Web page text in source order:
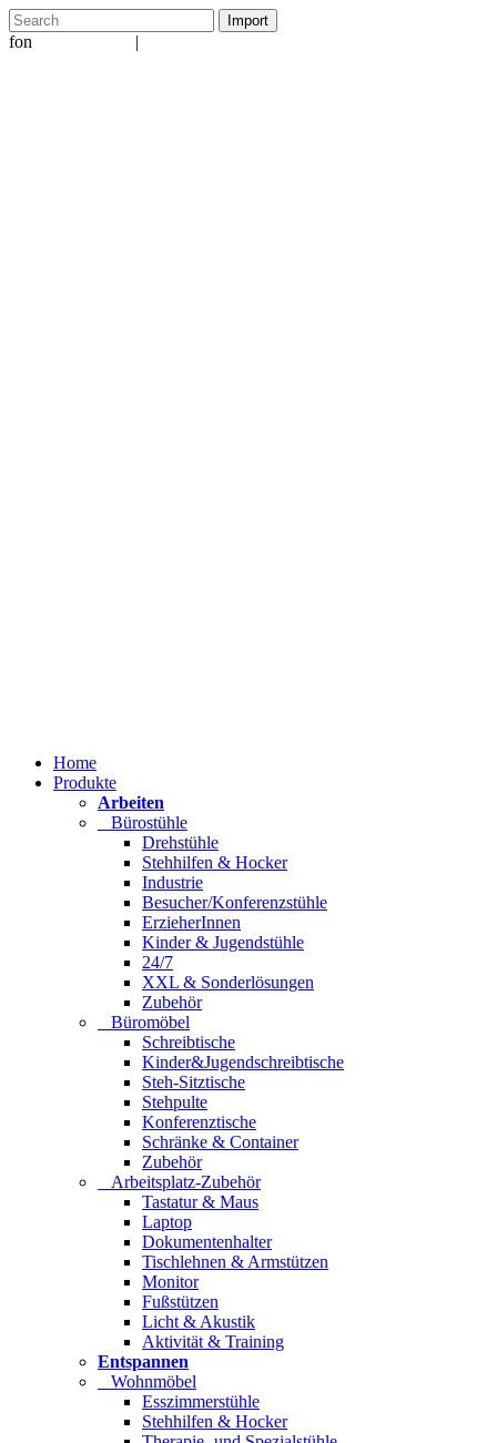
fon |
Home
Produkte
Arbeiten
Bürostühle
Drehstühle
Stehhilfen & Hocker
Industrie
Besucher/Konferenzstühle
ErzieherInnen
Kinder & Jugendstühle
24/7
XXL & Sonderlösungen
Zubehör
Büromöbel
Schreibtische
Kinder&Jugendschreibtische
Steh-Sitztische
Stehpulte
Konferenztische
Schränke & Container
Zubehör
Arbeitsplatz-Zubehör
Tastatur & Maus
Laptop
Dokumentenhalter
Tischlehnen & Armstützen
Monitor
Fußstützen
Licht & Akustik
Aktivität & Training
Entspannen
Wohnmöbel
Esszimmerstühle
Stehhilfen & Hocker